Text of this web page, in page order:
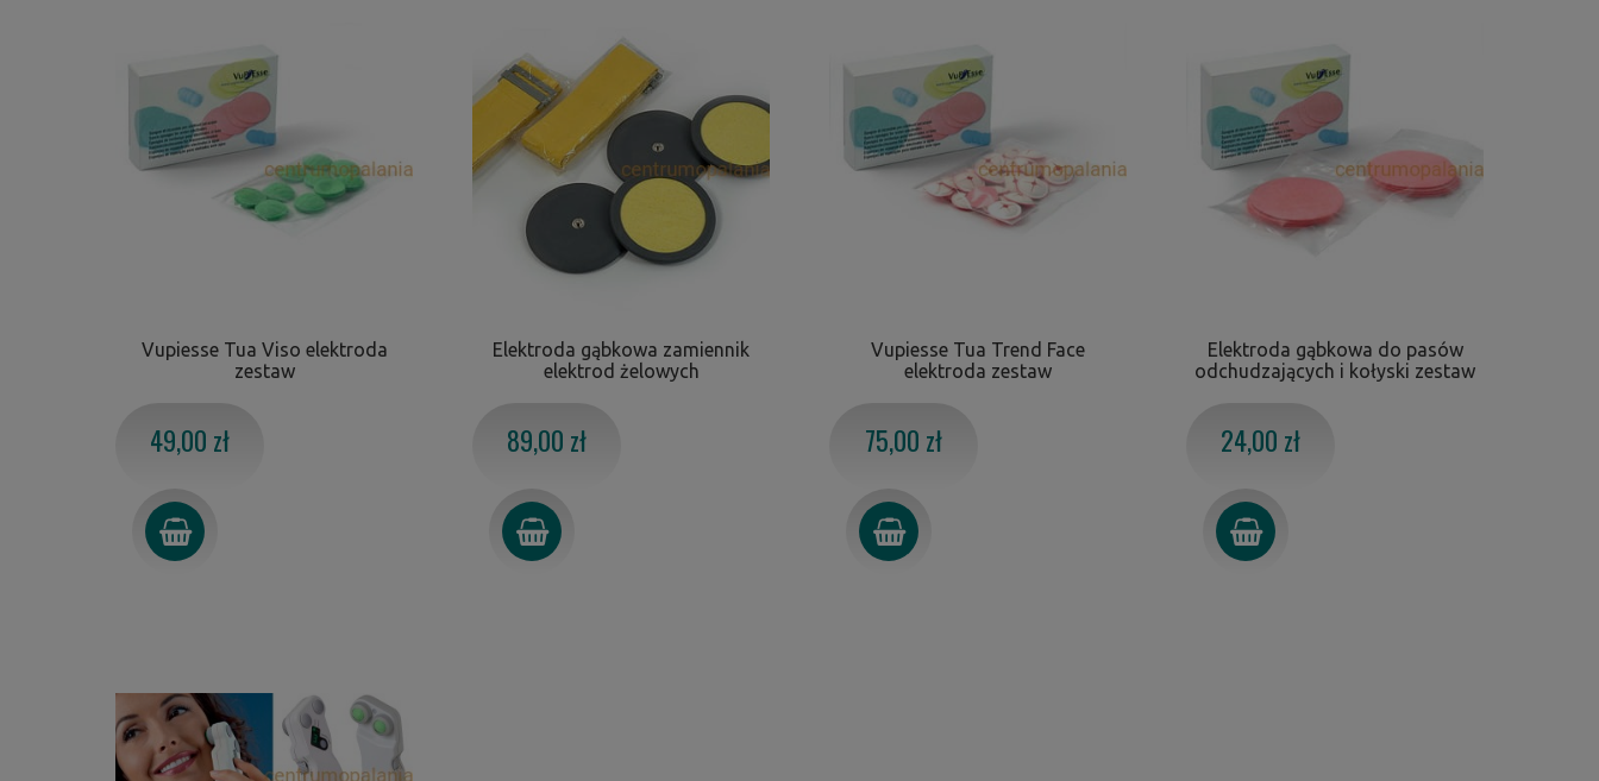
Vupiesse Tua Viso elektroda
zestaw
49,00 zł
Elektroda gąbkowa zamiennik
elektrod żelowych
89,00 zł
Vupiesse Tua Trend Face
elektroda zestaw
75,00 zł
Elektroda gąbkowa do pasów
odchudzających i kołyski zestaw
24,00 zł